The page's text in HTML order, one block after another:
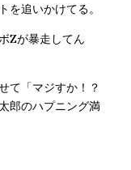
を追いかけてる。
Zが暴走してん
て「マジすか！？
郎のハプニング満